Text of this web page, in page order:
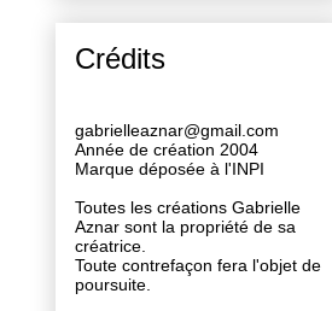
Crédits
gabrielleaznar@gmail.com
Année de création 2004
Marque déposée à l'INPI
Toutes les créations Gabrielle
Aznar sont la propriété de sa
créatrice.
Toute contrefaçon fera l'objet de
poursuite.